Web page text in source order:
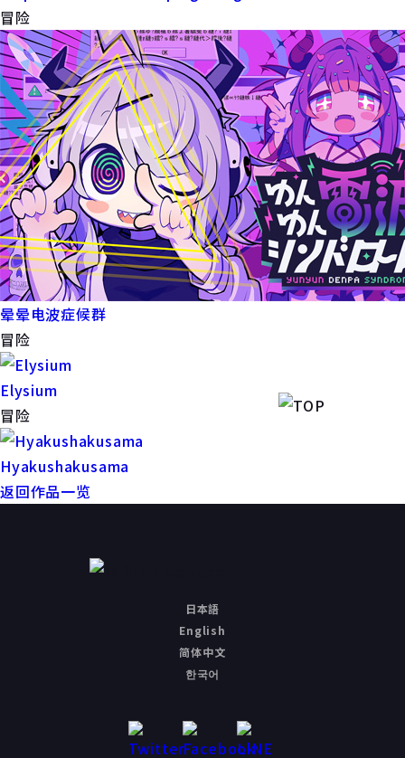
冒险
晕晕电波症候群
冒险
Elysium
冒险
Hyakushakusama
返回作品一览
日本語
English
简体中文
한국어